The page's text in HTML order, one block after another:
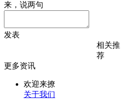
来，说两句
发表
相关推
荐
更多资讯
欢迎来撩
关于我们